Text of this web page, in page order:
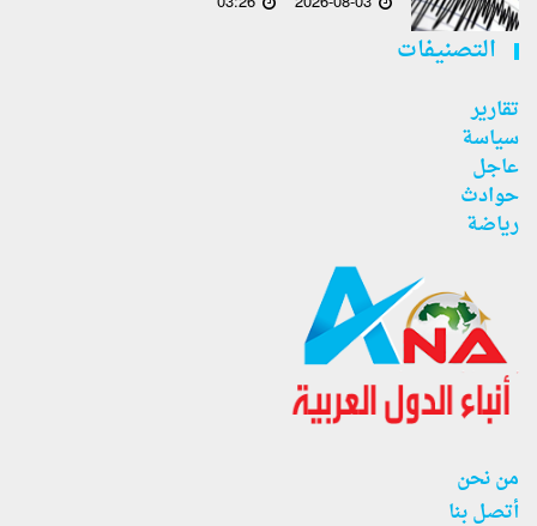
التصنيفات
تقارير
سياسة
عاجل
حوادث
رياضة
من نحن
أتصل بنا